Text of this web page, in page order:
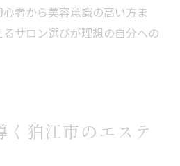
者から美容意識の高い方ま
サロン選びが理想の自分への
く狛江市のエステ